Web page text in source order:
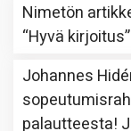
Nimetön
“Hyvä kirjoitus”
Johannes
palautteesta!